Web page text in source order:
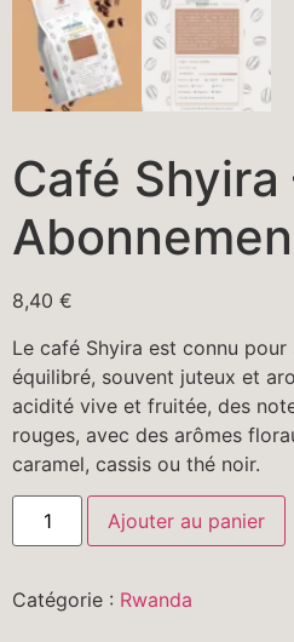
Café Shyira
8,40 €
Le café Shyira est connu
équilibré, souvent juteux et
acidité vive et fruitée, des
rouges, avec des arômes
caramel, cassis ou thé noir.
Ajouter au panier
Catégorie : Rwanda